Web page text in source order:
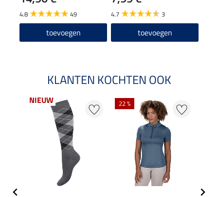
4.8 49
toevoegen
4.7 3
toevoegen
KLANTEN KOCHTEN OOK
NIEUW 22 %